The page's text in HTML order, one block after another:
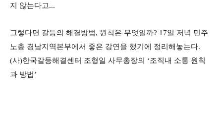
지 않는다고...
그렇다면 갈등의 해결방법, 원칙은 무엇일까? 17일 저녁 민주
노총 경남지역본부에서 좋은 강연을 했기에 정리해놓는다.
(사)한국갈등해결센터 조형일 사무총장의 ‘조직내 소통 원칙
과 방법’